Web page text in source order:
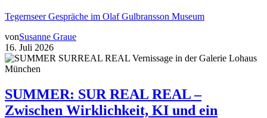
Tegernseer Gespräche im Olaf Gulbransson Museum
vonSusanne Graue
16. Juli 2026
SUMMER: SUR REAL REAL –
Zwischen Wirklichkeit, KI und ein